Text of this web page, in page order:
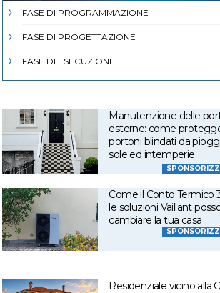
FASE DI PROGRAMMAZIONE
FASE DI PROGETTAZIONE
FASE DI ESECUZIONE
Manutenzione delle
esterne: come
portoni blindati da
sole ed intemperie
Come il Conto Termico
le soluzioni Vaillant
cambiare la tua casa
Residenziale vicino alla